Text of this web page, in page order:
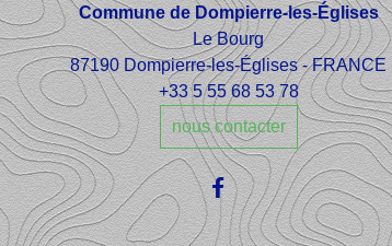
Commune de Dompierre-les-Églises
Le Bourg
87190 Dompierre-les-Églises - FRANCE
+33 5 55 68 53 78
nous contacter